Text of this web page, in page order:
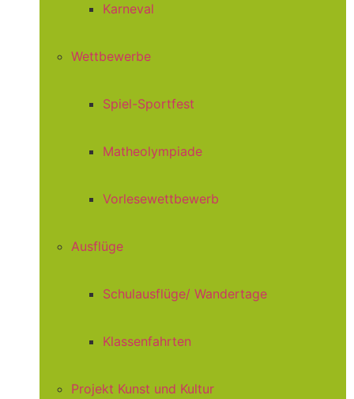
Karneval
Wettbewerbe
Spiel-Sportfest
Matheolympiade
Vorlesewettbewerb
Ausflüge
Schulausflüge/ Wandertage
Klassenfahrten
Projekt Kunst und Kultur